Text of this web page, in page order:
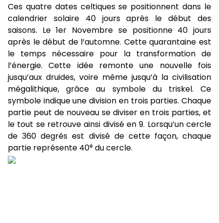
Ces quatre dates celtiques se positionnent dans le
calendrier solaire 40 jours après le début des
saisons. Le 1er Novembre se positionne 40 jours
après le début de l’automne. Cette quarantaine est
le temps nécessaire pour la transformation de
l’énergie. Cette idée remonte une nouvelle fois
jusqu’aux druides, voire même jusqu’à la civilisation
mégalithique, grâce au symbole du triskel. Ce
symbole indique une division en trois parties. Chaque
partie peut de nouveau se diviser en trois parties, et
le tout se retrouve ainsi divisé en 9. Lorsqu’un cercle
de 360 degrés est divisé de cette façon, chaque
partie représente 40° du cercle.